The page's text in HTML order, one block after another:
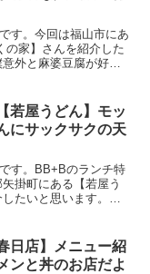
す。今回は福山市にあ
の家】さんを紹介した
外と麻婆豆腐が好き
か、好みの麻婆豆腐
若屋うどん】モッ
にサックサクの天
す。BB+Bのランチ特
掛町にある【若屋う
たいと思います。お
・メニュー・駐車場
ま...
日店】メニュー紹
ンと丼のお店だよ